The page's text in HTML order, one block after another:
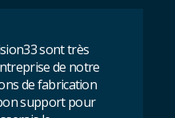
sont très
de notre
de fabrication
support pour